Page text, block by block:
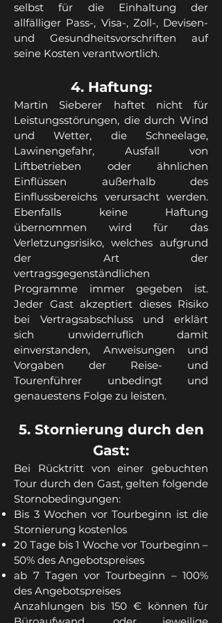
selbst für die Einhaltung der
allfälliger Pass-, Visa-, Zoll-, Devisen-
und Gesundheitsvorschriften auf
seine Kosten verantwortlich.
4. Haftung:
Martin Sieberer haftet nicht für
Leistungsstörungen, die durch Wind
und Wetter, die Schneelage,
Lawinengefahr, Ausfall von
Liftbetrieben oder ähnlichen
Einflüssen außerhalb des
Einflussbereichs verursacht werden.
Ebenfalls keine Haftung
übernommen wird für das
Verletzungsrisiko, welches aufgrund
der Art der
vertragsgegenständlichen
Programme immer gegeben ist.
Jeder Gast akzeptiert dieses Risiko
bei Vertragsabschluss und erklärt
sich unwiderruflich damit
einverstanden, Anweisungen und
Vorgaben der Reise- und
Tourenführer unbedingt und
genauestens Folge zu leisten.
5. Stornierung durch den
Gast:
Bei Rücktritt von einer gebuchten
Tour durch den Gast, gelten folgende
Stornobedingungen:
Bis 3 Wochen vor Tourbeginn ist die
Stornierung kostenlos
20 Tage bis 1 Woche vor Tourbeginn –
50% des Angebotspreises
ab 7 Tagen vor Tourbeginn – 100%
des Angebotspreises
Anzahlungen bis 150 € können für